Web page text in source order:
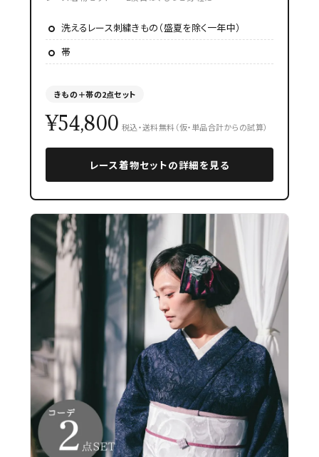
洗えるレース刺繍きもの（盛夏を除く一年中）
帯
きもの＋帯の2点セット
¥54,800 税込・送料無料（仮・単品合計からの試算）
レース着物セットの詳細を見る